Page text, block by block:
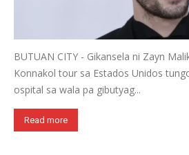
BUTUAN CITY - Gikansela ni Zayn
Konnakol tour sa Estados Unidos
ospital sa wala pa gibutyag...
Read more